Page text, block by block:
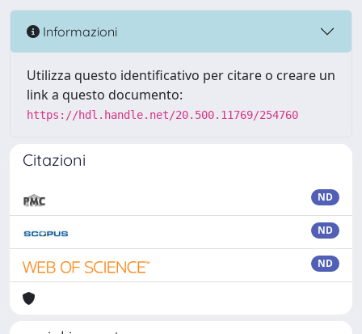
Informazioni
Utilizza questo identificativo per citare o creare un
link a questo documento:
https://hdl.handle.net/20.500.11769/254760
Citazioni
ND
ND
ND